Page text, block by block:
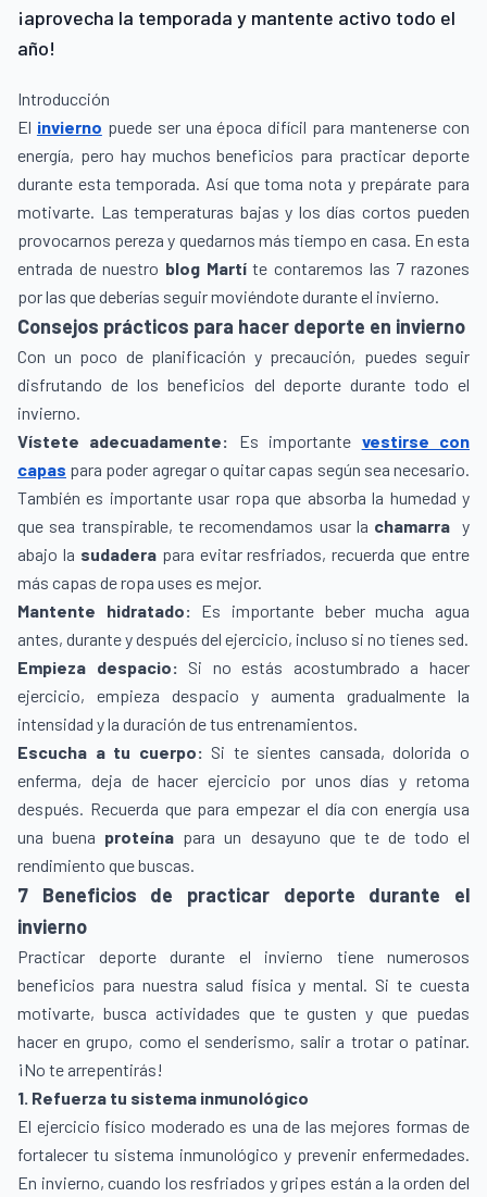
¡aprovecha la temporada y mantente activo todo el
año!
Introducción
El invierno puede ser una época difícil para mantenerse con
energía, pero hay muchos beneficios para practicar deporte
durante esta temporada. Así que toma nota y prepárate para
motivarte. Las temperaturas bajas y los días cortos pueden
provocarnos pereza y quedarnos más tiempo en casa. En esta
entrada de nuestro blog Martíte contaremos las 7 razones
por las que deberías seguir moviéndote durante el invierno.
Consejos prácticos para hacer deporte en invierno
Con un poco de planificación y precaución, puedes seguir
disfrutando de los beneficios del deporte durante todo el
invierno.
Vístete adecuadamente: Es importante vestirse con
capas para poder agregar o quitar capas según sea necesario.
También es importante usar ropa que absorba la humedad y
que sea transpirable, te recomendamos usar la chamarra y
abajo la sudaderapara evitar resfriados, recuerda que entre
más capas de ropa uses es mejor.
Mantente hidratado: Es importante beber mucha agua
antes, durante y después del ejercicio, incluso si no tienes sed.
Empieza despacio: Si no estás acostumbrado a hacer
ejercicio, empieza despacio y aumenta gradualmente la
intensidad y la duración de tus entrenamientos.
Escucha a tu cuerpo: Si te sientes cansada, dolorida o
enferma, deja de hacer ejercicio por unos días y retoma
después. Recuerda que para empezar el día con energía usa
una buena proteína para un desayuno que te de todo el
rendimiento que buscas.
7 Beneficios de practicar deporte durante el
invierno
Practicar deporte durante el invierno tiene numerosos
beneficios para nuestra salud física y mental. Si te cuesta
motivarte, busca actividades que te gusten y que puedas
hacer en grupo, como el senderismo, salir a trotar o patinar.
¡No te arrepentirás!
1. Refuerza tu sistema inmunológico
El ejercicio físico moderado es una de las mejores formas de
fortalecer tu sistema inmunológico y prevenir enfermedades.
En invierno, cuando los resfriados y gripes están a la orden del